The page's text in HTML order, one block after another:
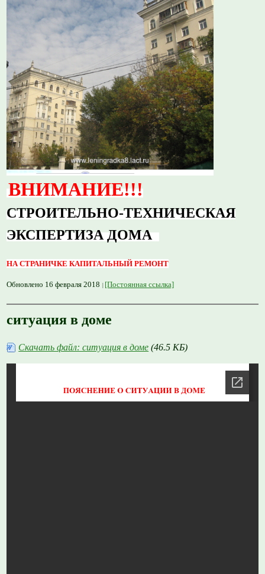
ВНИМАНИЕ!!!
СТРОИТЕЛЬНО-ТЕХНИЧЕСКАЯ
ЭКСПЕРТИЗА ДОМА
НА СТРАНИЧКЕ КАПИТАЛЬНЫЙ РЕМОНТ
Обновлено 16 февраля 2018 [Постоянная ссылка]
ситуация в доме
Скачать файл: ситуация в доме (46.5 КБ)